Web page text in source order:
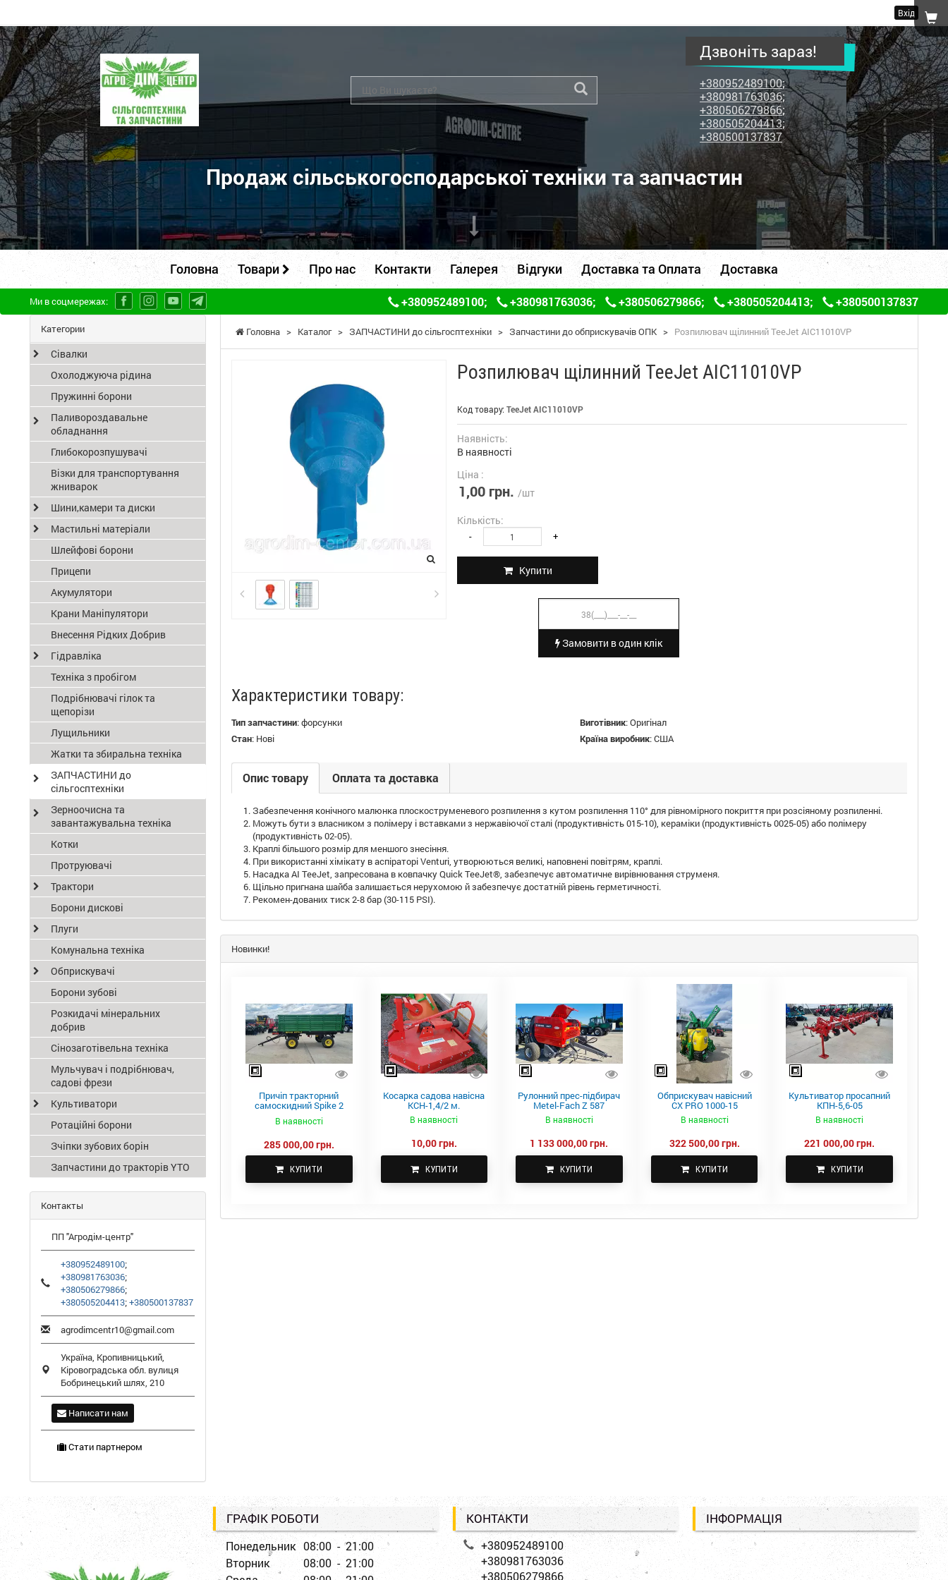
Вхід
ПП
"Агродім-
центр"
-
продаж
сільськогосподарської
техніки
та
запчастин
Дзвоніть зараз!
+380952489100;
+380981763036;
+380506279866;
+380505204413;
+380500137837
Продаж сільськогосподарської техніки та запчастин
Головна Товари Про нас Контакти Галерея Відгуки Доставка та Оплата Доставка
Ми в соцмережах: +380952489100; +380981763036; +380506279866; +380505204413; +380500137837
Головна > Каталог > ЗАПЧАСТИНИ до сільгосптехніки > Запчастини до обприскувачів ОПК > Розпилювач щілинний TeeJet AIC11010VP
Розпилювач щілинний TeeJet AIC11010VP
Код товару: TeeJet AIC11010VP
Наявність:
В наявності
Ціна :
1,00 грн. /шт
Кількість:
- +
Купити
Замовити в один клік
Характеристики товару:
Тип запчастини:форсунки Виготівник:Оригінал
Стан: Нові Країна виробник:США
Опис товару Оплата та доставка
Забезпечення конічного малюнка плоскоструменевого розпилення з кутом розпилення 110° для рівномірного покриття при розсіяному розпиленні.
Можуть бути з власником з полімеру і вставками з нержавіючої сталі (продуктивність 015-10), кераміки (продуктивність 0025-05) або полімеру
(продуктивність 02-05).
Краплі більшого розмір для меншого знесіння.
При використанні хімікату в аспіраторі Venturi, утворюються великі, наповнені повітрям, краплі.
Насадка AI TeeJet, запресована в ковпачку Quick TeeJet®, забезпечує автоматичне вирівнювання струменя.
Щільно пригнана шайба залишається нерухомою й забезпечує достатній рівень герметичності.
Рекомен-дованих тиск 2-8 бар (30-115 PSI).
Новинки!
Причіп тракторний
самоскидний Spike 2
В наявності
285 000,00 грн.
КУПИТИ
Косарка садова навісна
КСН-1,4/2 м.
В наявності
10,00 грн.
КУПИТИ
Рулонний прес-підбирач
Metel-Fach Z 587
В наявності
1 133 000,00 грн.
КУПИТИ
Обприскувач навісний
CX PRO 1000-15
В наявності
322 500,00 грн.
КУПИТИ
Культиватор просапний
КПН-5,6-05
В наявності
221 000,00 грн.
КУПИТИ
Категории
Сівалки
Охолоджуюча рідина
Пружинні борони
Паливороздавальне
обладнання
Глибокорозпушувачі
Візки для транспортування
жниварок
Шини,камери та диски
Мастильні матеріали
Шлейфові борони
Прицепи
Акумулятори
Крани Маніпулятори
Внесення Рідких Добрив
Гідравліка
Техніка з пробігом
Подрібнювачі гілок та
щепорізи
Лущильники
Жатки та збиральна техніка
ЗАПЧАСТИНИ до
сільгосптехніки
Зерноочисна та
завантажувальна техніка
Котки
Протруювачі
Трактори
Борони дискові
Плуги
Комунальна техніка
Обприскувачі
Борони зубові
Розкидачі мінеральних
добрив
Сінозаготівельна техніка
Мульчувач і подрібнювач,
садові фрези
Культиватори
Ротаційні борони
Зчіпки зубових борін
Запчастини до тракторів YTO
Контакты
ПП "Агродім-центр"
+380952489100;
+380981763036;
+380506279866;
+380505204413;+380500137837
agrodimcentr10@gmail.com
Україна, Кропивницький,
Кіровоградська обл. вулиця
Бобринецький шлях, 210
Написати нам
Стати партнером
ГРАФІК РОБОТИ
Понедельник 08:00 - 21:00
Вторник
08:00 - 21:00
КОНТАКТИ
+380952489100
+380981763036
+380506279866
ІНФОРМАЦІЯ